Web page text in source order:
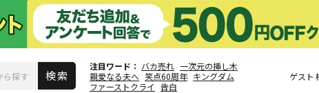
注目ワード バカ売れ 一次元の挿し木
親愛なる夫へ 笑点60周年 キングダム
ファーストクライ
告白
ゲスト